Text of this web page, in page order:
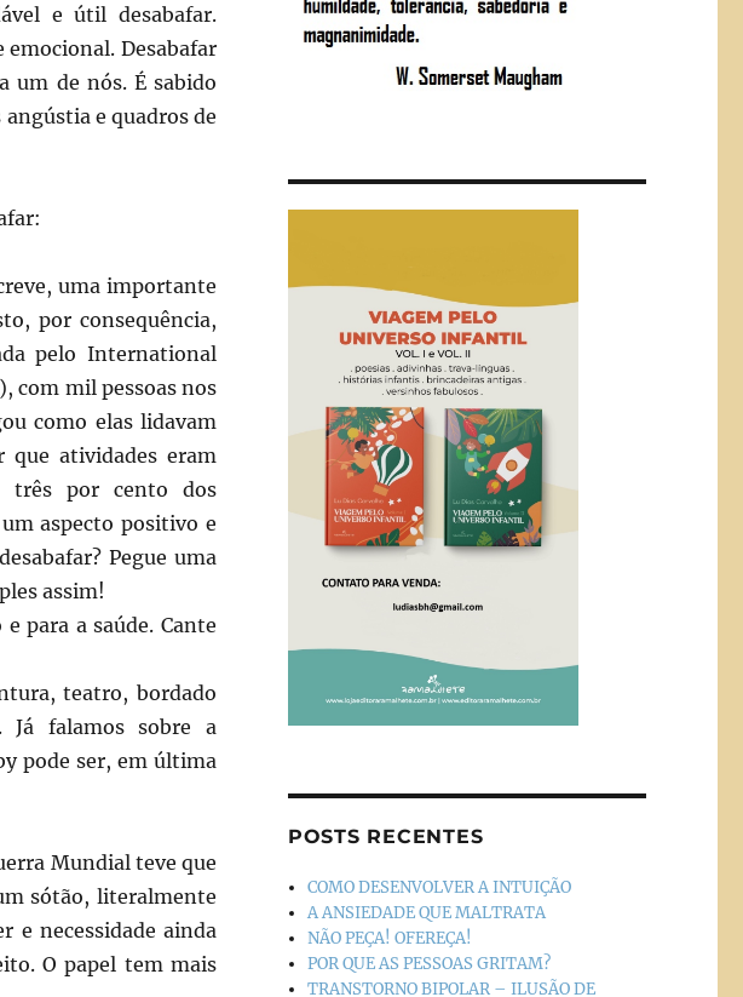
e útil desabafar.
emocional. Desabafar
um de nós. É sabido
e quadros de
uma importante
por consequência,
pelo International
com mil pessoas nos
como elas lidavam
que atividades eram
três por cento dos
aspecto positivo e
Pegue uma
assim!
para a saúde. Cante
teatro, bordado
Já falamos sobre a
pode ser, em última
Mundial teve que
sótão, literalmente
e necessidade ainda
O papel tem mais
POSTS RECENTES
COMO DESENVOLVER A INTUIÇÃO
A ANSIEDADE QUE MALTRATA
NÃO PEÇA! OFEREÇA!
POR QUE AS PESSOAS GRITAM?
TRANSTORNO BIPOLAR – ILUSÃO DE